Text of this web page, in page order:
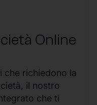
Online
che richiedono la
il nostro
che ti